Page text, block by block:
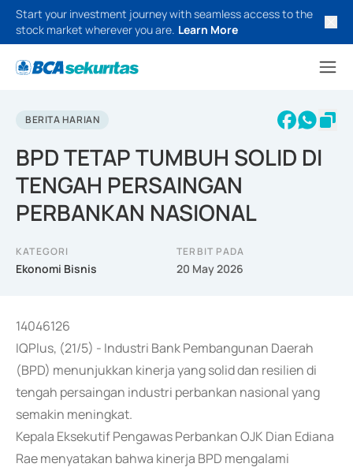
Start your investment journey with seamless access to the
stock market wherever you are. Learn More
BERITA HARIAN
BPD TETAP TUMBUH SOLID DI
TENGAH PERSAINGAN
PERBANKAN NASIONAL
KATEGORI
Ekonomi Bisnis
TERBIT PADA
20 May 2026
14046126
IQPlus, (21/5) - Industri Bank Pembangunan Daerah
(BPD) menunjukkan kinerja yang solid dan resilien di
tengah persaingan industri perbankan nasional yang
semakin meningkat.
Kepala Eksekutif Pengawas Perbankan OJK Dian Ediana
Rae menyatakan bahwa kinerja BPD mengalami